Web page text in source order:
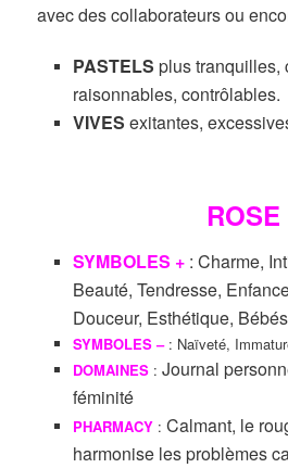
avec des collaborateurs ou
PASTELS plus tranquilles,
raisonnables, contrôlables.
VIVES exitantes,
ROSE
SYMBOLES +: Charme,
Beauté, Tendresse,
Douceur, Esthétique,
SYMBOLES – : Naïveté,
DOMAINES: Journal
féminité
PHARMACY : Calmant, le
harmonise les problèmes